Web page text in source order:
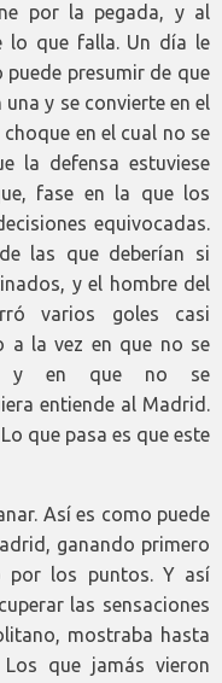
por la pegada, y al
lo que falla. Un día le
presumir de que
y se convierte en el
en el cual no se
la defensa estuviese
fase en la que los
equivocadas.
las que deberían si
y el hombre del
varios goles casi
a la vez en que no se
y en que no se
entiende al Madrid.
que pasa es que este
Así es como puede
ganando primero
por los puntos. Y así
las sensaciones
mostraba hasta
que jamás vieron